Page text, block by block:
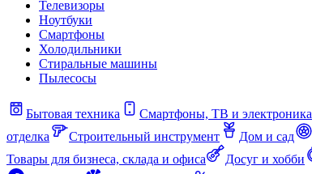
Телевизоры
Ноутбуки
Смартфоны
Холодильники
Стиральные машины
Пылесосы
Бытовая техника Смартфоны, ТВ и электроника
отделка
Строительный инструмент Дом и сад
Товары для бизнеса, склада и офиса
Досуг и хобби